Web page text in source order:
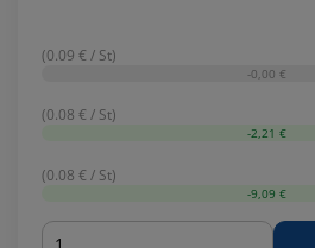
(0.09 € / St)
-0,00 €
(0.08 € / St)
-2,21 €
(0.08 € / St)
-9,09 €
Menge